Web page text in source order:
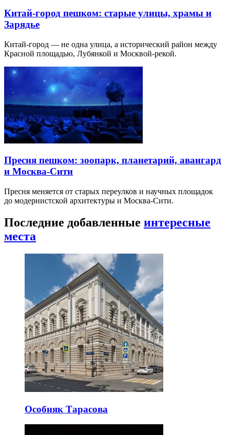
Китай-город пешком: старые улицы, храмы и
Зарядье
Китай-город — не одна улица, а исторический район между
Красной площадью, Лубянкой и Москвой-рекой.
Пресня пешком: зоопарк, планетарий, авангард
и Москва-Сити
Пресня меняется от старых переулков и научных площадок
до модернистской архитектуры и Москва-Сити.
Последние добавленные интересные
места
Особняк Тарасова